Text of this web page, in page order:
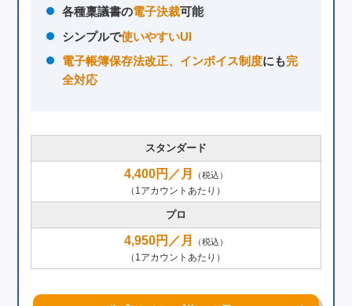
各種稟議書の電子決裁可能
シンプルで使いやすいUI
電子帳簿保存法改正、インボイス制度にも完
全対応
スタンダード
4,400円／月 （税込）
（1アカウントあたり）
プロ
4,950円／月 （税込）
（1アカウントあたり）